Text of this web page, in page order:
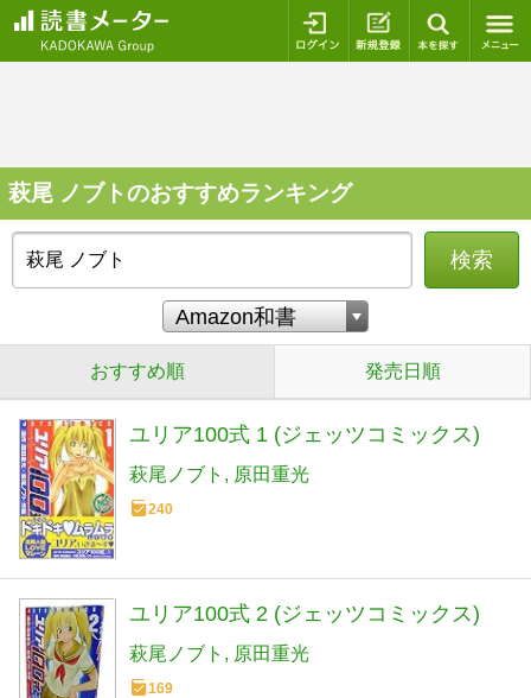
ログイン 新規登録
萩尾 ノブトのおすすめランキング
検索
おすすめ順 発売日順
ユリア100式 1 (ジェッツコミックス)
萩尾ノブト 原田重光
240
ユリア100式 2 (ジェッツコミックス)
萩尾ノブト 原田重光
169